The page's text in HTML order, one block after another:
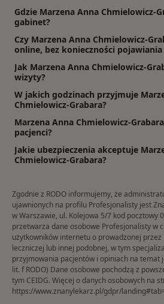
Gdzie Marzena Anna Chmielowicz-
gabinet?
Czy Marzena Anna Chmielowicz-
online, bez konieczności
Jak Marzena Anna Chmielowicz-
wizyty?
W jakich godzinach przyjmuje
Chmielowicz-Grabara?
Marzena Anna Chmielowicz-
pacjenci?
Jakie ubezpieczenia akceptuje
Chmielowicz-Grabara?
Zgodnie z RODO informujemy, że
ujawnionych na profilu Profesjonalisty jest
w Warszawie, ul. Kolejowa 5/7 kod pocztowy
przetwarza dane osobowe Profesjonalisty w
użytkowników internetu o prowadzonej przez
leczniczej lub innej podobnej, w tym
przyjmowania pacjentów i opiniach na temat
lit. f RODO) Dane osobowe pochodzą z
tym CEIDG. Więcej o danych osobowych na
https://www.znanylekarz.pl/gdpr/